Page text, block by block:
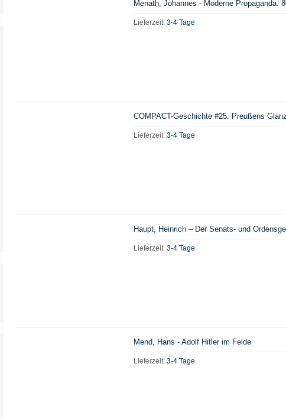
Menath, Johannes - Moderne Propaganda.
Lieferzeit:3-4 Tage
COMPACT-Geschichte #25: Preußens
Lieferzeit:3-4 Tage
Haupt, Heinrich – Der Senats- und
Lieferzeit:3-4 Tage
Mend, Hans - Adolf Hitler im Felde
Lieferzeit:3-4 Tage